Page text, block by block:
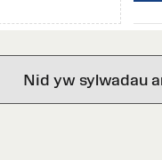
Nid yw sylwadau